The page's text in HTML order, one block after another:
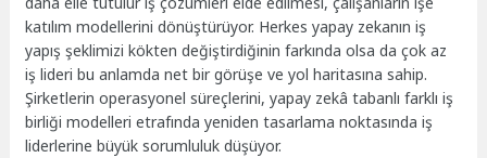
katılım modellerini dönüştürüyor. Herkes yapay zekanın iş
yapış şeklimizi kökten değiştirdiğinin farkında olsa da çok az
iş lideri bu anlamda net bir görüşe ve yol haritasına sahip.
Şirketlerin operasyonel süreçlerini, yapay zekâ tabanlı farklı iş
birliği modelleri etrafında yeniden tasarlama noktasında iş
liderlerine büyük sorumluluk düşüyor.